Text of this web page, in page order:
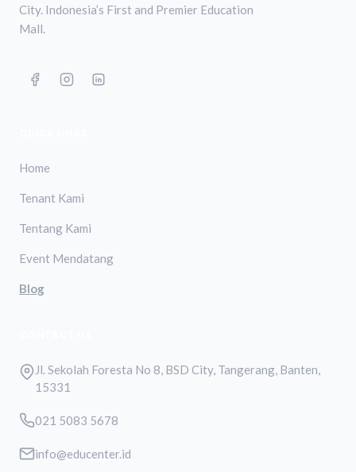
City. Indonesia’s First and Premier Education
Mall.
Home
Tenant Kami
Tentang Kami
Event Mendatang
Blog
Jl. Sekolah Foresta No 8, BSD City, Tangerang, Banten,
15331
021 5083 5678
info@educenter.id